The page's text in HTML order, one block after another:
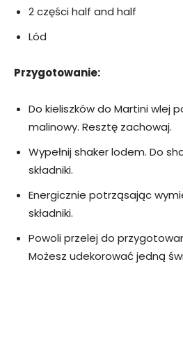
2 części half and half
Lód
Przygotowanie:
Do kieliszków do Martini wlej
malinowy. Resztę zachowaj.
Wypełnij shaker lodem. Do
składniki.
Energicznie potrząsając
składniki.
Powoli przelej do
Możesz udekorować jedną